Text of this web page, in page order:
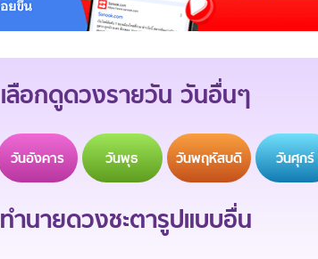
เลือกดูดวงรายวัน วันอื่นๆ
วันอังคาร วันพุธ วันพฤหัสบดี วันศุกร์
ทำนายดวงชะตารูปแบบอื่น